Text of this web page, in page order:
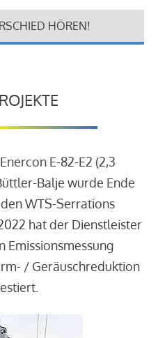
HÖREN!
E-82-E2 (2,3
Balje wurde Ende
WTS-Serrations
hat der Dienstleister
Emissionsmessung
/ Geräuschreduktion